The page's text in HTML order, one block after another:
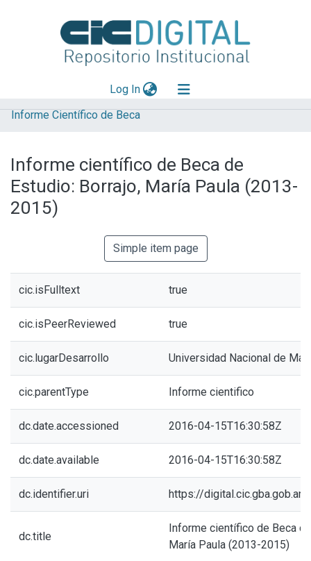
Log In(current)
Explorar
Aportar material
Statistics
Informe Científico de Beca
Informe científico de Beca de
Estudio: Borrajo, María Paula (2013-
2015)
Simple item page
cic.isFulltext true
cic.isPeerReviewed true
cic.lugarDesarrollo Universidad Nacional de
cic.parentType Informe cientifico
dc.date.accessioned 2016-04-15T16:30:58Z
dc.date.available 2016-04-15T16:30:58Z
dc.identifier.uri https://
dc.title
Informe científico de Beca
María Paula (2013-2015)